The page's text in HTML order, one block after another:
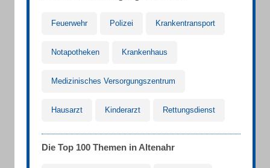
Feuerwehr Polizei Krankentransport
Notapotheken Krankenhaus
Medizinisches Versorgungszentrum
Hausarzt Kinderarzt Rettungsdienst
Die Top 100 Themen in Altenahr